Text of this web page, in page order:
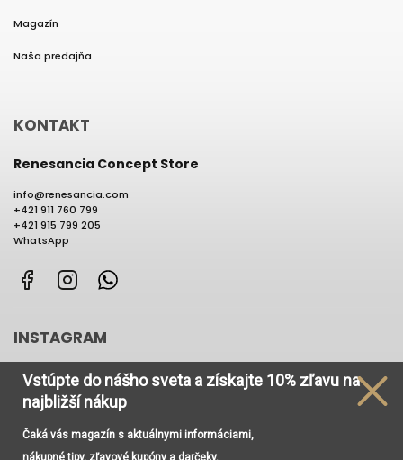
Používame cookies, aby sme Vám umožnili pohodlné
Magazín
Naša predajňa
KONTAKT
Renesancia Concept Store
info@renesancia.com
+421 911 760 799
+421 915 799 205
WhatsApp
FacebookInstagram
INSTAGRAM
Vstúpte do nášho sveta a získajte 10% zľavu na
najbližší nákup
Čaká vás magazín s aktuálnymi informáciami,
nákupné tipy, zľavové kupóny a darčeky.